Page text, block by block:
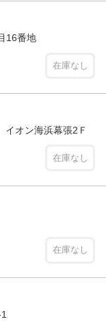
16番地
在庫なし
オン海浜幕張2Ｆ
在庫なし
在庫なし